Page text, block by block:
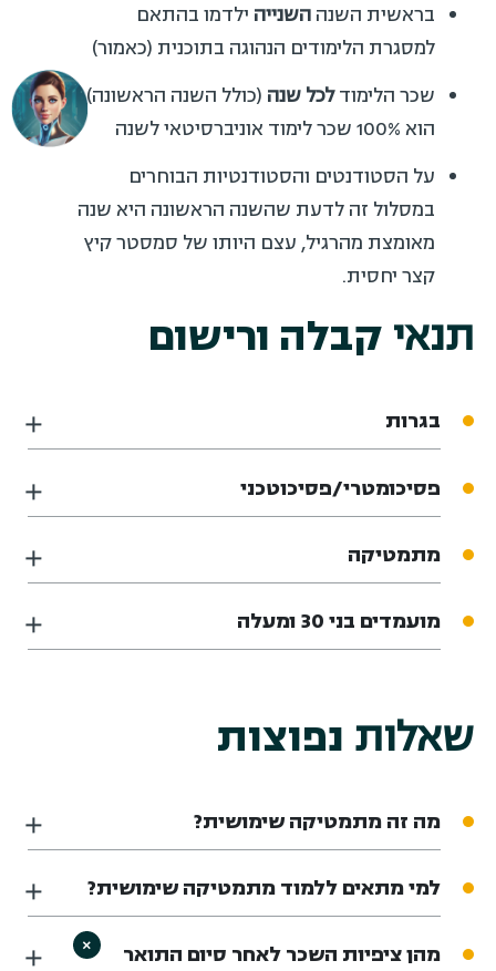
בראשית השנה השנייה ילדמו בהתאם
למסגרת הלימודים הנהוגה בתוכנית (כאמור)
שכר הלימודלכל שנה (כולל השנה הראשונה)
הוא 100% שכר לימוד אוניברסיטאי לשנה
על הסטודנטים והסטודנטיות הבוחרים
במסלול זה לדעת שהשנה הראשונה היא שנה
מאומצת מהרגיל, עצם היותו של סמסטר קיץ
קצר יחסית.
תנאי קבלה ורישום
בגרות
פסיכומטרי/פסיכוטכני
מתמטיקה
מועמדים בני 30 ומעלה
שאלות נפוצות
מה זה מתמטיקה שימושית?
למי מתאים ללמוד מתמטיקה שימושית?
מהן ציפיות השכר לאחר סיום התואר
×